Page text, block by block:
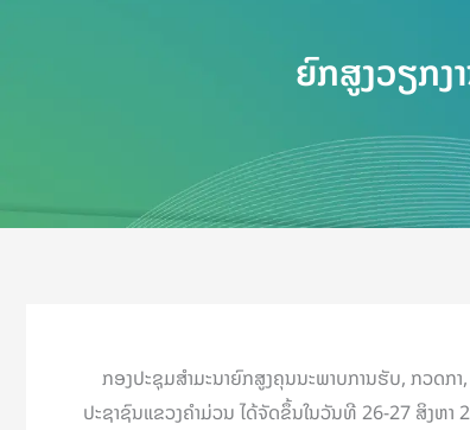
ຍົກສູງວຽກງ
ກອງປະຊຸມສໍາມະນາຍົກສູງຄຸນນະພາບການຮັບ, ກວດກາ
ປະຊາຊົນແຂວງຄຳມ່ວນ ໄດ້ຈັດຂຶ້ນໃນວັນທີ 26-27 ສິງຫາ